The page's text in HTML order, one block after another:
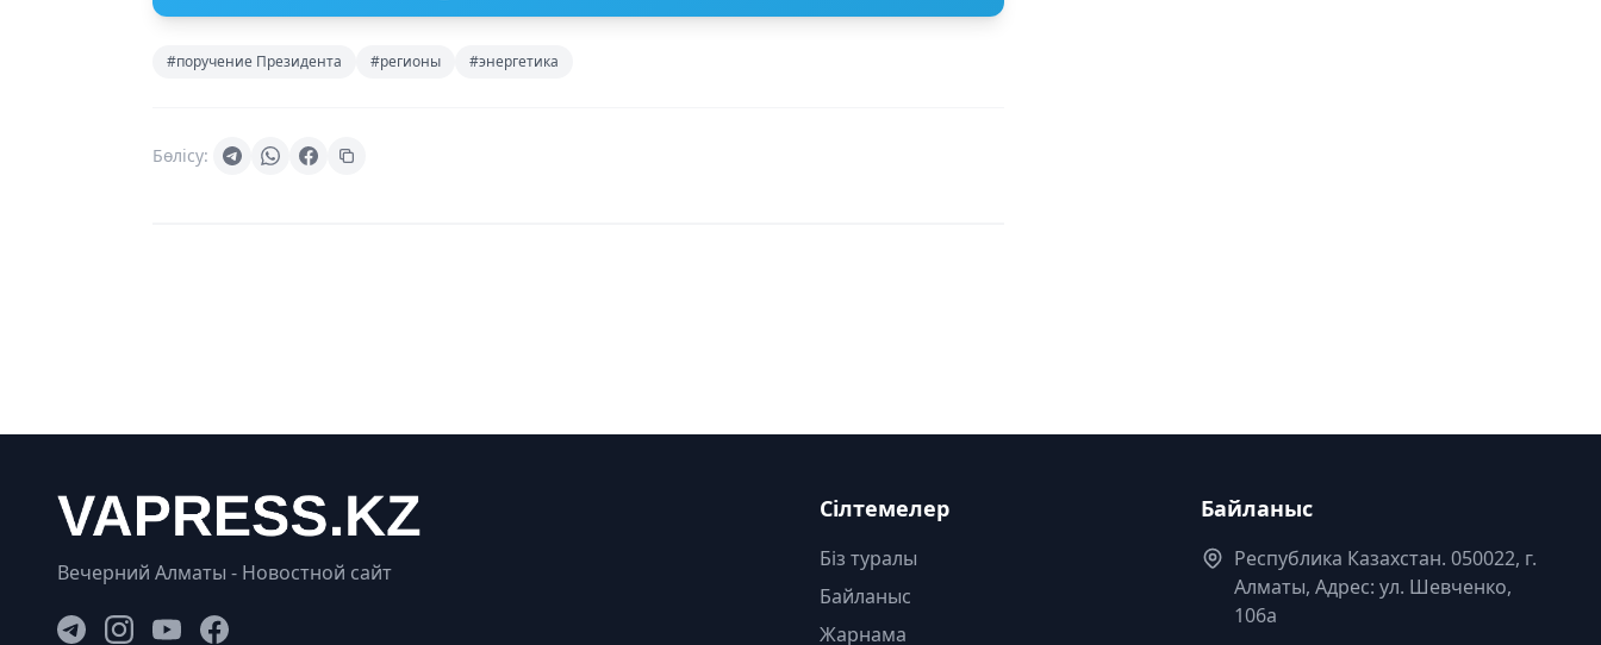
#поручение Президента #регионы #энергетика
Бөлісу:
Вечерний Алматы - Новостной сайт
Сілтемелер
Біз туралы
Байланыс
Жарнама
Байланыс
Республика Казахстан. 050022, г.
Алматы, Адрес: ул. Шевченко,
106а